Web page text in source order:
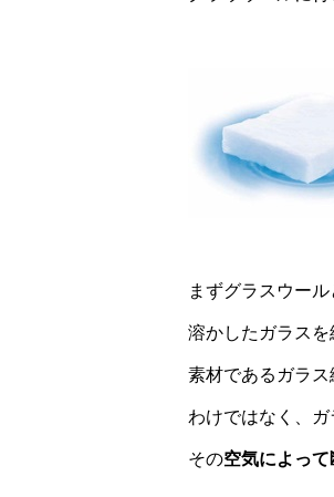
まずグラスウール
溶かしたガラスを
素材であるガラ
わけではなく、
その空気によっ